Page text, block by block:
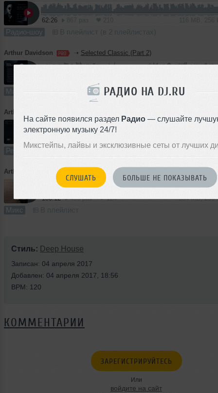
РАДИО НА DJ.RU
На сайте появился раздел Радио — слушайте
электронную музыку 24/7!
Микстейпы, лайвы и эксклюзивные сеты от лучших
СЛУШАТЬ БОЛЬШЕ НЕ ПОКАЗЫВАТЬ
62:26
Радио-шоу
Arthur Davidson ➝ Selected Classic (Part 2)
Микс
Arthur Davidson
Ремикс В плейлист (в 2 плейлистах)
Arthur Davidson Selected Classic
180:12 456 раз 124 334 MB, 256
Микс
Стиль: Deep House
Записан: 04 апреля 2017
Добавлен: 04 апреля 2017, 18:56
BPM: 120
КОММЕНТАРИИ
ЗАРЕГИСТРИРУЙТЕСЬ
Или
войдите на сайт